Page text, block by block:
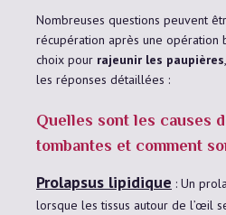
Nombreuses questions peuvent
récupération après une opération
choix pour rajeunir les paupières
les réponses détaillées :
Quelles sont les causes
tombantes et comment
Prolapsus lipidique : Un
lorsque les tissus autour de l’œil